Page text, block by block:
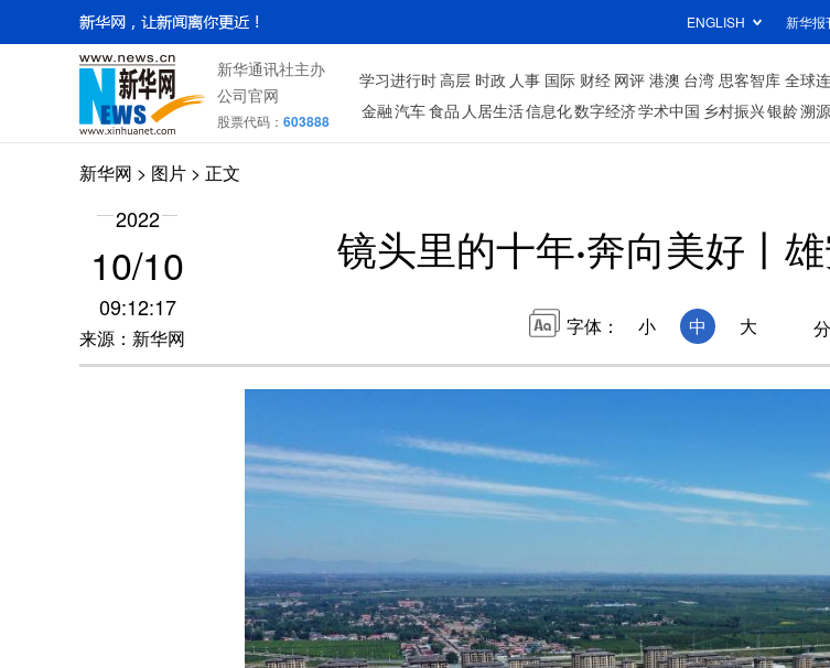
ENGLISH 新华报
新华通讯社主办
公司官网
股票代码： 603888
学习进行时高层 时政 人事 国际 财经 网评 港澳 台湾 思客智库 全球
金融汽车食品 人居生活信息化数字经济学术中国 乡村振兴银龄溯
新华网 > 图片 > 正文
2022
10/10
09:12:17
来源：新华网
镜头里的十年·奔向美好丨
字体： 小 中 大